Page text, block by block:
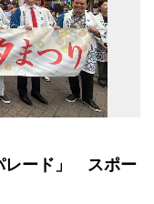
レード」 スポー